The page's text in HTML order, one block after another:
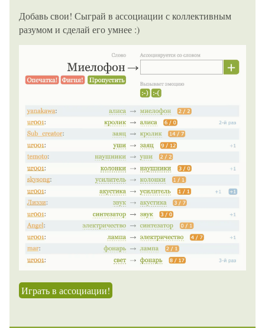
Добавь свои! Сыграй в ассоциации с коллективным
разумом и сделай его умнее :)
Играть в ассоциации!